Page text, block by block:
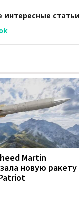
интересные
Martin
новую ракету